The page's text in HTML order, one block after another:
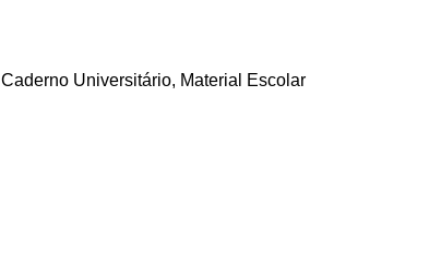
Caderno Universitário, Material Escolar